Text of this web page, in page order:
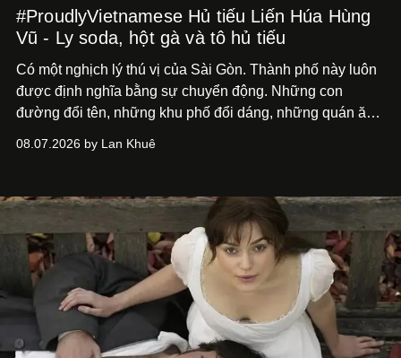
#ProudlyVietnamese Hủ tiếu Liến Húa Hùng
Vũ - Ly soda, hột gà và tô hủ tiếu
Có một nghịch lý thú vị của Sài Gòn. Thành phố này luôn
được định nghĩa bằng sự chuyển động. Những con
đường đổi tên, những khu phố đổi dáng, những quán ăn
nói về cái mới, về xu hướng tiếp theo, về những điều
08.07.2026 by Lan Khuê